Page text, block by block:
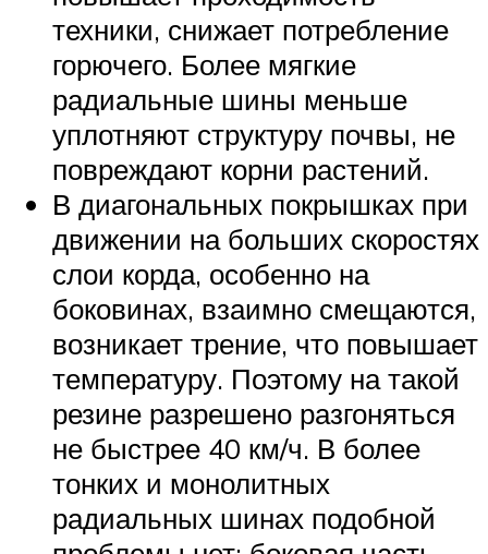
техники, снижает потребление
горючего. Более мягкие
радиальные шины меньше
уплотняют структуру почвы, не
повреждают корни растений.
В диагональных покрышках при
движении на больших скоростях
слои корда, особенно на
боковинах, взаимно смещаются,
возникает трение, что повышает
температуру. Поэтому на такой
резине разрешено разгоняться
не быстрее 40 км/ч. В более
тонких и монолитных
радиальных шинах подобной